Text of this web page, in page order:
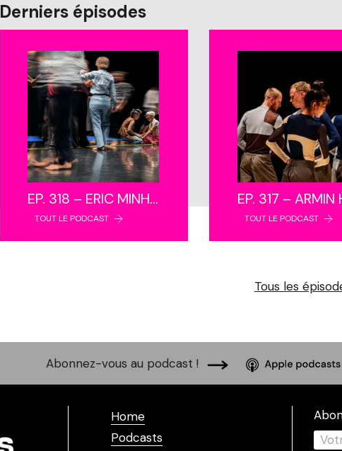
Derniers épisodes
EP. 318 – ERIC MINH…
TOUT LE PODCAST
EP. 317 – ARMIN
TOUT LE PODCAST
Tous les
Abonnez-vous au podcast !
Home
Podcasts